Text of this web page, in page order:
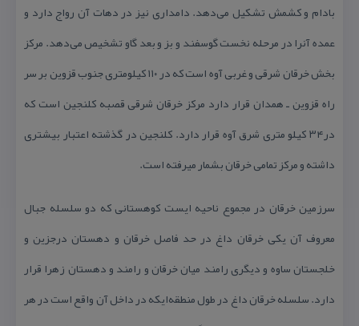
بادام و كشمش تشكیل می‌دهد. دامداری نیز در دهات آن رواج دارد و
عمده آنرا در مرحله نخست گوسفند و بز و بعد گاو تشخیص می‌دهد. مركز
بخش خرقان شرقی و غربی آوه است كه در ۱۱۰ كیلومتری جنوب قزوین بر سر
راه قزوین ـ همدان قرار دارد مركز خرقان شرقی قصبه كلنجین است كه
در۳۴ كیلو متری شرق آوه قرار دارد. كلنجین در گذشته اعتبار بیشتری
داشته و مركز تمامی خرقان بشمار میرفته است.
سرزمین خرقان در مجموع ناحیه ایست كوهستانی كه دو سلسله جبال
معروف آن یكی خرقان داغ در حد فاصل خرقان و دهستان درجزین و
خلجستان ساوه و دیگری رامند میان خرقان و رامند و دهستان زهرا قرار
دارد. سلسله خرقان داغ در طول منطقه‌ایكه در داخل آن واقع است در هر